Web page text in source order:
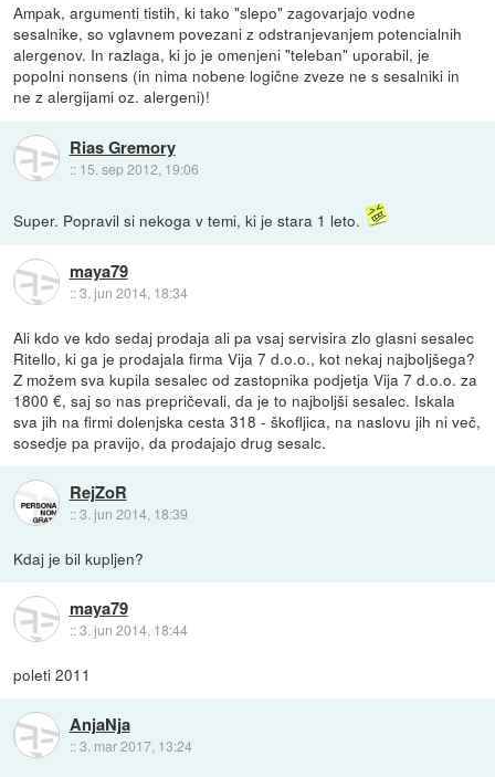
Ampak, argumenti tistih, ki tako "slepo" zagovarjajo vodne
sesalnike, so vglavnem povezani z odstranjevanjem potencialnih
alergenov. In razlaga, ki jo je omenjeni "teleban" uporabil, je
popolni nonsens (in nima nobene logične zveze ne s sesalniki in
ne z alergijami oz. alergeni)!
Rias Gremory
:: 15. sep 2012, 19:06
Super. Popravil si nekoga v temi, ki je stara 1 leto.
maya79
::3. jun 2014, 18:34
Ali kdo ve kdo sedaj prodaja ali pa vsaj servisira zlo glasni sesalec
Ritello, ki ga je prodajala firma Vija 7 d.o.o., kot nekaj najboljšega?
Z možem sva kupila sesalec od zastopnika podjetja Vija 7 d.o.o. za
1800 €, saj so nas prepričevali, da je to najboljši sesalec. Iskala
sva jih na firmi dolenjska cesta 318 - škofljica, na naslovu jih ni več,
sosedje pa pravijo, da prodajajo drug sesalc.
RejZoR
::3. jun 2014, 18:39
Kdaj je bil kupljen?
maya79
::3. jun 2014, 18:44
poleti 2011
AnjaNja
::3. mar 2017, 13:24